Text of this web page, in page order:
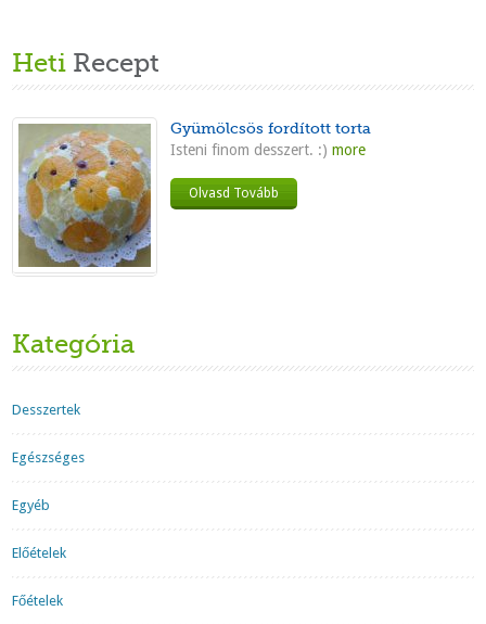
Heti Recept
Gyümölcsös fordított torta
Isteni finom desszert. :) more
Olvasd Tovább
Kategória
Desszertek
Egészséges
Egyéb
Előételek
Főételek